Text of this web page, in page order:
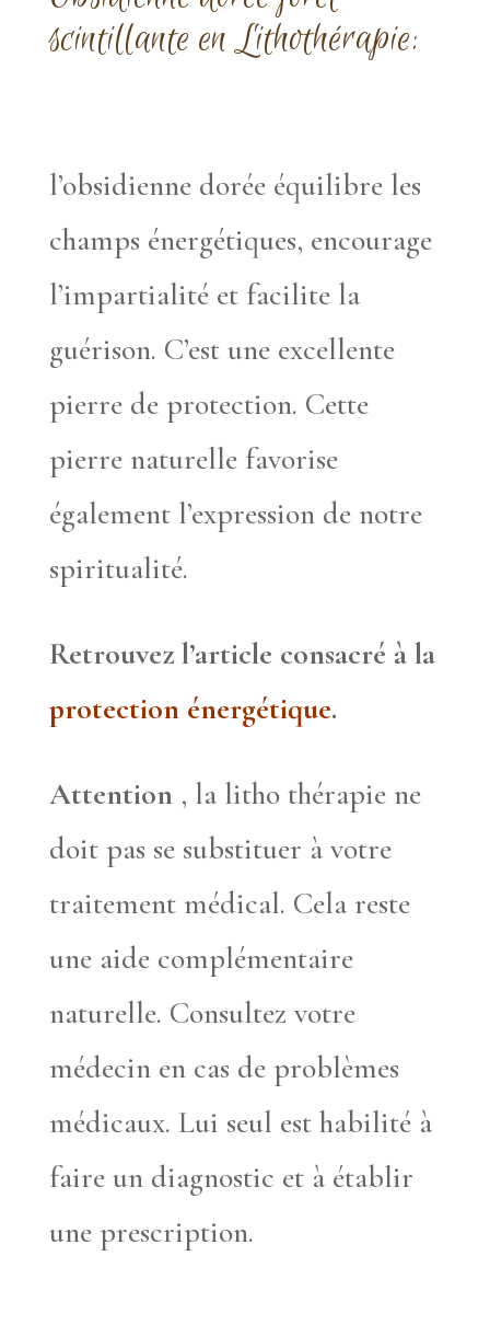
scintillante enLithothérapie:
l’obsidienne dorée équilibre les
champs énergétiques, encourage
l’impartialité et facilite la
guérison. C’est une excellente
pierre de protection. Cette
pierre naturelle favorise
également l’expression de notre
spiritualité.
Retrouvez l’article consacré à la
protection énergétique.
Attention, la litho thérapie ne
doit pas se substituer à votre
traitement médical. Cela reste
une aide complémentaire
naturelle. Consultez votre
médecin en cas de problèmes
médicaux. Lui seul est habilité à
faire un diagnostic et à établir
une prescription.